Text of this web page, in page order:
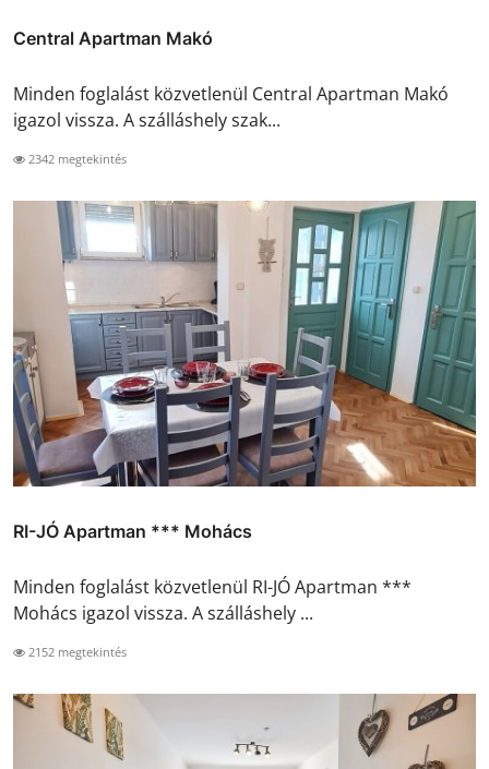
Central Apartman Makó
Minden foglalást közvetlenül Central Apartman Makó
igazol vissza. A szálláshely szak...
2342 megtekintés
RI-JÓ Apartman *** Mohács
Minden foglalást közvetlenül RI-JÓ Apartman ***
Mohács igazol vissza. A szálláshely ...
2152 megtekintés